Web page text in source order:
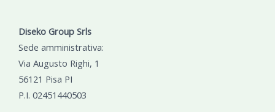
Diseko Group Srls
Sede amministrativa:
Via Augusto Righi, 1
56121 Pisa PI
P.I. 02451440503